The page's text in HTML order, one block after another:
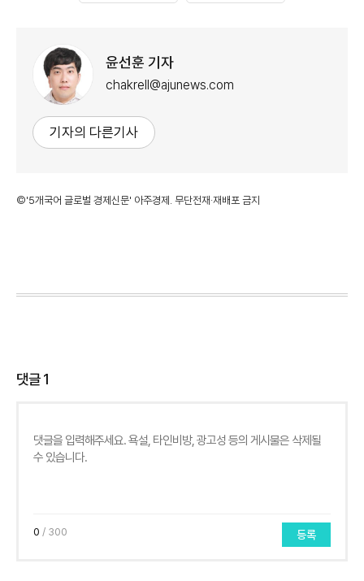
윤선훈 기자
chakrell@ajunews.com
기자의 다른기사
©'5개국어 글로벌 경제신문' 아주경제. 무단전재·재배포 금지
댓글1
0 / 300 등록